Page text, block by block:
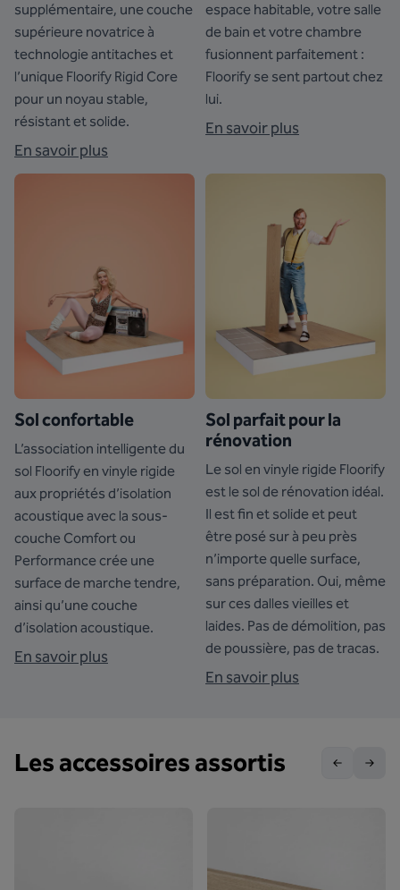
supplémentaire, une couche
supérieure novatrice à
technologie antitaches et
l’unique Floorify Rigid Core
pour un noyau stable,
résistant et solide.
En savoir plus
espace habitable, votre salle
de bain et votre chambre
fusionnent parfaitement :
Floorify se sent partout chez
lui.
En savoir plus
Sol confortable
L’association intelligente du
sol Floorify en vinyle rigide
aux propriétés d’isolation
acoustique avec la sous-
couche Comfort ou
Performance crée une
surface de marche tendre,
ainsi qu’une couche
d’isolation acoustique.
En savoir plus
Sol parfait pour la
rénovation
Le sol en vinyle rigide Floorify
est le sol de rénovation idéal.
Il est fin et solide et peut
être posé sur à peu près
n’importe quelle surface,
sans préparation. Oui, même
sur ces dalles vieilles et
laides. Pas de démolition, pas
de poussière, pas de tracas.
En savoir plus
Les accessoires assortis